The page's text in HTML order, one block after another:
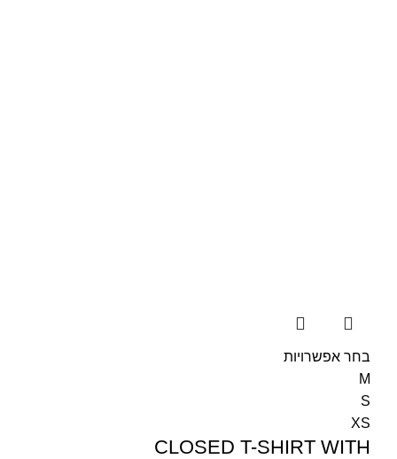
בחר אפשרויות
M
S
XS
CLOSED T-SHIRT WITH